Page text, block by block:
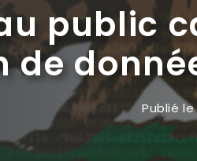
public
de
Publié le